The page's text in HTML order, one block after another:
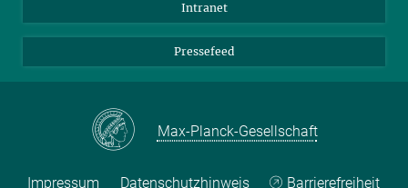
YouTube
Intranet
Pressefeed
Max-Planck-Gesellschaft
Impressum Datenschutzhinweis Barrierefreiheit